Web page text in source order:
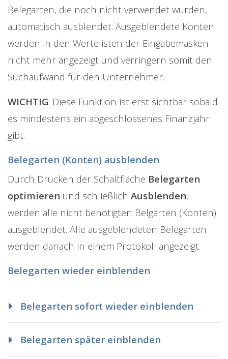
Belegarten, die noch nicht verwendet wurden,
automatisch ausblendet. Ausgeblendete Konten
werden in den Wertelisten der Eingabemasken
nicht mehr angezeigt und verringern somit den
Suchaufwand für den Unternehmer.
WICHTIG: Diese Funktion ist erst sichtbar sobald
es mindestens ein abgeschlossenes Finanzjahr
gibt.
Belegarten (Konten) ausblenden
Durch Drücken der Schaltfläche Belegarten
optimieren und schließlich Ausblenden,
werden alle nicht benötigten Belgarten (Konten)
ausgeblendet. Alle ausgeblendeten Belegarten
werden danach in einem Protokoll angezeigt.
Belegarten wieder einblenden
Belegarten sofort wieder einblenden
Belegarten später einblenden